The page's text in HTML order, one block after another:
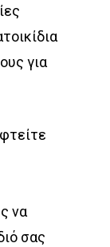
για
να
σας